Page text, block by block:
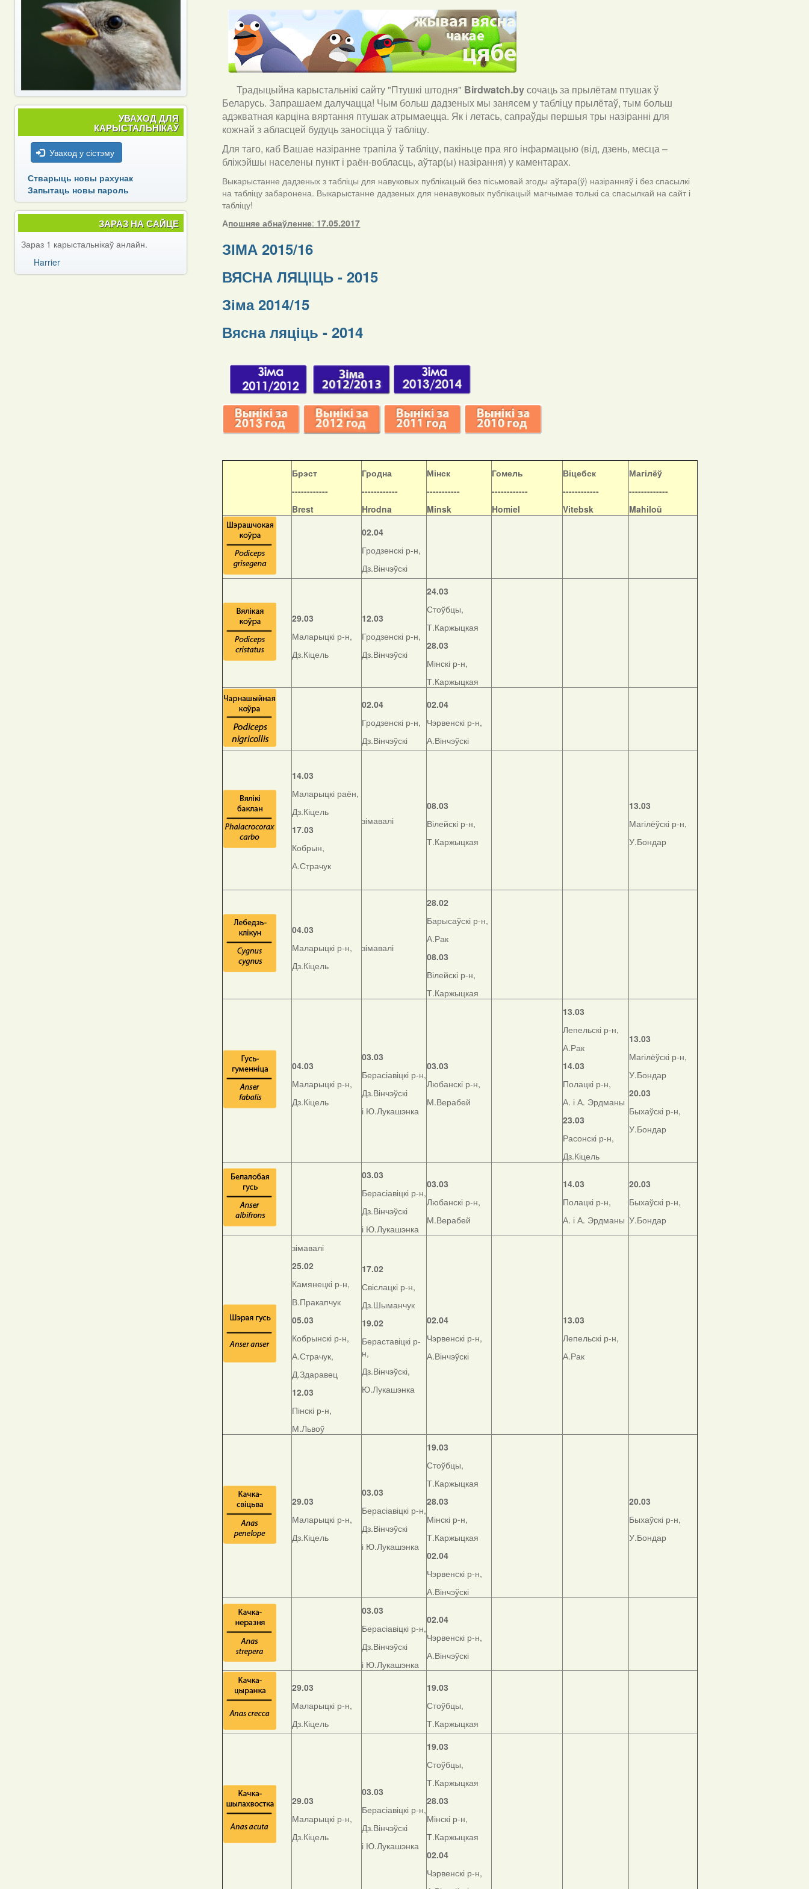
Традыцыйна карыстальнікі сайту "Птушкі штодня" Birdwatch.byсочаць за прылётам птушак ў
Беларусь. Запрашаем далучацца! Чым больш дадзеных мы занясем у табліцу прылётаў, тым больш
адэкватная карціна вяртання птушак атрымаецца. Як і летась, сапраўды першыя тры назіранні для
кожнай з абласцей будуць заносіцца ў табліцу.
Для таго, каб Вашае назіранне трапіла ў табліцу, пакіньце пра яго інфармацыю (від, дзень, месца –
бліжэйшы населены пункт і раён-вобласць, аўтар(ы) назірання) у каментарах.
Выкарыстанне дадзеных з табліцы для навуковых публікацый без пісьмовай згоды аўтара(ў) назіранняў і без спасылкі
на табліцу забаронена. Выкарыстанне дадзеных для ненавуковых публікацый магчымае толькі са спасылкай на сайт і
табліцу!
Апошняе абнаўленне: 17.05.2017
ЗІМА 2015/16
ВЯСНА ЛЯЦІЦЬ - 2015
Зіма 2014/15
Вясна ляціць - 2014
Брэст
------------
Brest
Гродна
------------
Hrodna
Мінск
-----------
Minsk
Гомель
------------
Homiel
Віцебск
------------
Vitebsk
Магілёў
-------------
Mahiloŭ
02.04
Гродзенскі р-н,
Дз.Вінчэўскі
29.03
Маларыцкі р-н,
Дз.Кіцель
12.03
Гродзенскі р-н,
Дз.Вінчэўскі
24.03
Стоўбцы,
Т.Каржыцкая
28.03
Мінскі р-н,
Т.Каржыцкая
02.04
Гродзенскі р-н,
Дз.Вінчэўскі
02.04
Чэрвенскі р-н,
А.Вінчэўскі
14.03
Маларыцкі раён,
Дз.Кіцель
17.03
Кобрын,
А.Страчук
зімавалі
08.03
Вілейскі р-н,
Т.Каржыцкая
13.03
Магілёўскі р-н,
У.Бондар
04.03
Маларыцкі р-н,
Дз.Кіцель
зімавалі
28.02
Барысаўскі р-н,
А.Рак
08.03
Вілейскі р-н,
Т.Каржыцкая
04.03
Маларыцкі р-н,
Дз.Кіцель
03.03
Берасіавіцкі р-н,
Дз.Вінчэўскі
і Ю.Лукашэнка
03.03
Любанскі р-н,
М.Верабей
13.03
Лепельскі р-н,
А.Рак
14.03
Полацкі р-н,
А. і А. Эрдманы
23.03
Расонскі р-н,
Дз.Кіцель
13.03
Магілёўскі р-н,
У.Бондар
20.03
Быхаўскі р-н,
У.Бондар
03.03
Берасіавіцкі р-н,
Дз.Вінчэўскі
і Ю.Лукашэнка
03.03
Любанскі р-н,
М.Верабей
14.03
Полацкі р-н,
А. і А. Эрдманы
20.03
Быхаўскі р-н,
У.Бондар
зімавалі
25.02
Камянецкі р-н,
В.Пракапчук
05.03
Кобрынскі р-н,
А.Страчук,
Д.Здаравец
12.03
Пінскі р-н,
М.Львоў
17.02
Свіслацкі р-н,
Дз.Шыманчук
19.02
Бераставіцкі р-
н,
Дз.Вінчэўскі,
Ю.Лукашэнка
02.04
Чэрвенскі р-н,
А.Вінчэўскі
13.03
Лепельскі р-н,
А.Рак
29.03
Маларыцкі р-н,
Дз.Кіцель
03.03
Берасіавіцкі р-н,
Дз.Вінчэўскі
і Ю.Лукашэнка
19.03
Стоўбцы,
Т.Каржыцкая
28.03
Мінскі р-н,
Т.Каржыцкая
02.04
Чэрвенскі р-н,
А.Вінчэўскі
20.03
Быхаўскі р-н,
У.Бондар
03.03
Берасіавіцкі р-н,
Дз.Вінчэўскі
і Ю.Лукашэнка
02.04
Чэрвенскі р-н,
А.Вінчэўскі
29.03
Маларыцкі р-н,
Дз.Кіцель
19.03
Стоўбцы,
Т.Каржыцкая
29.03
Маларыцкі р-н,
Дз.Кіцель
03.03
Берасіавіцкі р-н,
Дз.Вінчэўскі
і Ю.Лукашэнка
19.03
Стоўбцы,
Т.Каржыцкая
28.03
Мінскі р-н,
Т.Каржыцкая
02.04
Чэрвенскі р-н,
УВАХОД ДЛЯ
КАРЫСТАЛЬНІКАЎ
Уваход у сістэму
Стварыць новы рахунак
Запытаць новы пароль
ЗАРАЗ НА САЙЦЕ
Зараз 1 карыстальнікаў анлайн.
Harrier